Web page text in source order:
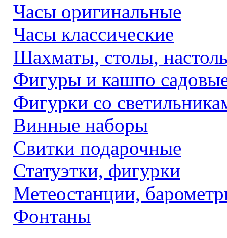
Часы оригинальные
Часы классические
Шахматы, столы,
Фигуры и кашпо
Фигурки со
Винные наборы
Свитки подарочные
Статуэтки, фигурки
Метеостанции,
Фонтаны